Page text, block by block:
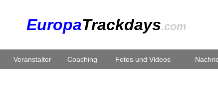
EuropaTrackdays.com
Veranstalter Coaching Fotos und Videos